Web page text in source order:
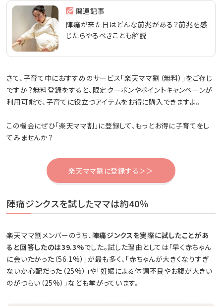
関連記事
陣痛が来た日はどんな前兆がある？前兆を感
じたらやるべきことも解説
さて、子育て中におすすめのサービス「楽天ママ割（無料）」をご存じ
ですか？無料登録をすると、限定クーポンやポイントキャンペーンが
利用可能で、子育てに役立つアイテムをお得に購入できますよ。
この機会にぜひ「楽天ママ割」に登録して、もっとお得に子育てをし
てみませんか？
楽天ママ割に登録する＞＞
陣痛ジンクスを試したママは約40％
楽天ママ割メンバーのうち、 陣痛ジンクスを実際に試したことがあ
ると回答したのは39.3%でした。試した理由としては「早く赤ちゃん
に会いたかった（56.1%）」が最も多く、「赤ちゃんが大きくなりすぎ
ないか心配だった（25%）」や「妊娠による体調不良やお腹が大きい
のがつらい（25%）」なども挙がっています。